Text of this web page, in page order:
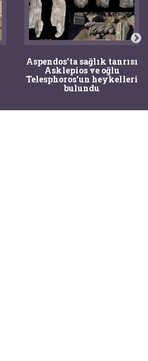
Aspendos'ta sağlık tanrısı
Asklepios ve oğlu
Telesphoros'un heykelleri
bulundu